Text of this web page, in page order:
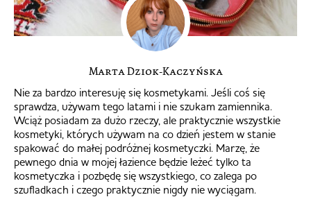
Marta Dziok-Kaczyńska
Nie za bardzo interesuję się kosmetykami. Jeśli coś się
sprawdza, używam tego latami i nie szukam zamiennika.
Wciąż posiadam za dużo rzeczy, ale praktycznie wszystkie
kosmetyki, których używam na co dzień jestem w stanie
spakować do małej podróżnej kosmetyczki. Marzę, że
pewnego dnia w mojej łazience będzie leżeć tylko ta
kosmetyczka i pozbędę się wszystkiego, co zalega po
szufladkach i czego praktycznie nigdy nie wyciągam.